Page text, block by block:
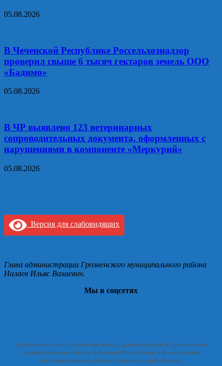
05.08.2026
В Чеченской Республике Россельхознадзор
проверил свыше 6 тысяч гектаров земель ООО
«Бадимо»
05.08.2026
В ЧР выявлено 123 ветеринарных
сопроводительных документа, оформленных с
нарушениями в компоненте «Меркурий»
05.08.2026
Версия для слабовидящих
Глава администрации Грозненского муниципального района
Налаев Ильяс Вахаевич.
Мы в соцсетях
Соглашение о сотрудничестве между администрацией Грозненского
муниципального района Чеченской Республики и Всеволжским
муниципальным районом Ленинградской области